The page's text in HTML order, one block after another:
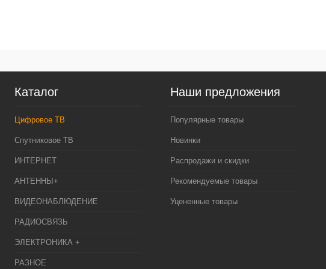
В избранное
Каталог
Цифровое ТВ
Спутниковое ТВ
ИНТЕРНЕТ
АНТЕННЫ+
ВИДЕОНАБЛЮДЕНИЕ
РАДИОСВЯЗЬ
ЭЛЕКТРОНИКА +
РАЗНОЕ
Наши предложения
Популярные товары
Новинки
Распродажи и скидки
Рекомендуемые товары
Уцененные товары